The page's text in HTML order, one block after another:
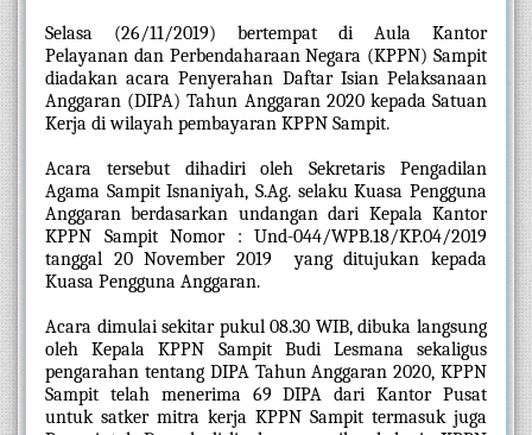
Selasa (26/11/2019) bertempat di Aula Kantor
Pelayanan dan Perbendaharaan Negara (KPPN) Sampit
diadakan acara Penyerahan Daftar Isian Pelaksanaan
Anggaran (DIPA) Tahun Anggaran 2020 kepada Satuan
Kerja di wilayah pembayaran KPPN Sampit.
Acara tersebut dihadiri oleh Sekretaris Pengadilan
Agama Sampit Isnaniyah, S.Ag. selaku Kuasa Pengguna
Anggaran berdasarkan undangan dari Kepala Kantor
KPPN Sampit Nomor : Und-044/WPB.18/KP.04/2019
tanggal 20 November 2019  yang ditujukan kepada
Kuasa Pengguna Anggaran.
Acara dimulai sekitar pukul 08.30 WIB, dibuka langsung
oleh Kepala KPPN Sampit Budi Lesmana sekaligus
pengarahan tentang DIPA Tahun Anggaran 2020, KPPN
Sampit telah menerima 69 DIPA dari Kantor Pusat
untuk satker mitra kerja KPPN Sampit termasuk juga